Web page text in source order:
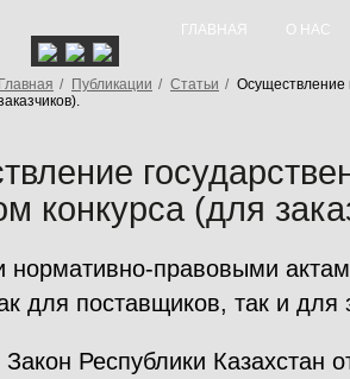
ГЛАВНАЯ О НАС
Главная / Публикации / Статьи / Осуществление
конкурса (для
правовыми
для поставщиков, так и для
Республики Казахстан